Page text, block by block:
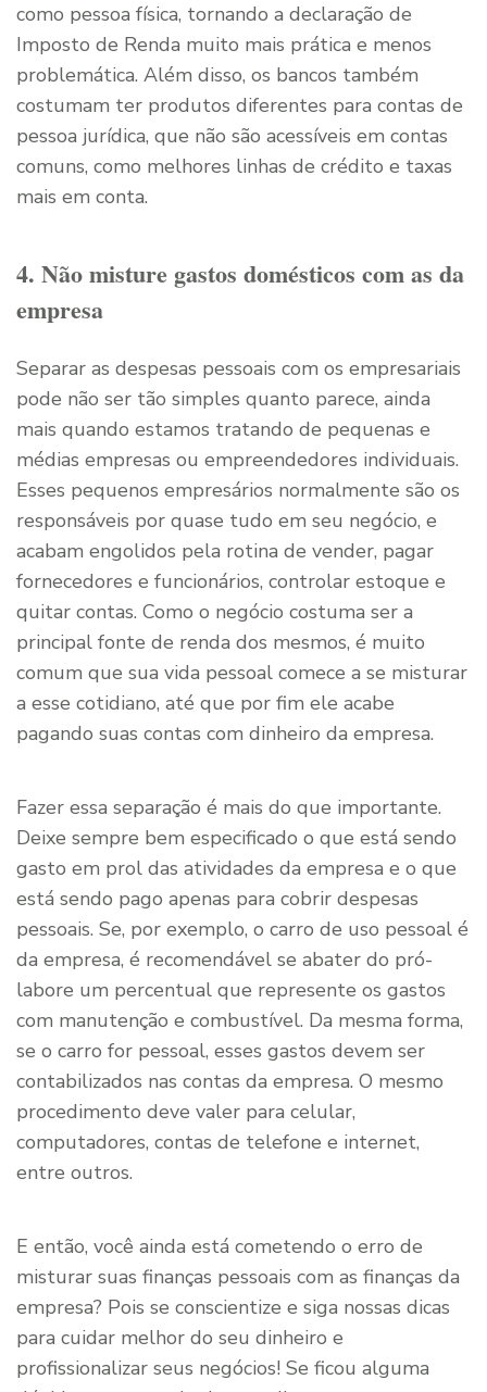
como pessoa física, tornando a declaração de
Imposto de Renda muito mais prática e menos
problemática. Além disso, os bancos também
costumam ter produtos diferentes para contas de
pessoa jurídica, que não são acessíveis em contas
comuns, como melhores linhas de crédito e taxas
mais em conta.
4. Não misture gastos domésticos com as da
empresa
Separar as despesas pessoais com os empresariais
pode não ser tão simples quanto parece, ainda
mais quando estamos tratando de pequenas e
médias empresas ou empreendedores individuais.
Esses pequenos empresários normalmente são os
responsáveis por quase tudo em seu negócio, e
acabam engolidos pela rotina de vender, pagar
fornecedores e funcionários, controlar estoque e
quitar contas. Como o negócio costuma ser a
principal fonte de renda dos mesmos, é muito
comum que sua vida pessoal comece a se misturar
a esse cotidiano, até que por fim ele acabe
pagando suas contas com dinheiro da empresa.
Fazer essa separação é mais do que importante.
Deixe sempre bem especificado o que está sendo
gasto em prol das atividades da empresa e o que
está sendo pago apenas para cobrir despesas
pessoais. Se, por exemplo, o carro de uso pessoal é
da empresa, é recomendável se abater do pró-
labore um percentual que represente os gastos
com manutenção e combustível. Da mesma forma,
se o carro for pessoal, esses gastos devem ser
contabilizados nas contas da empresa. O mesmo
procedimento deve valer para celular,
computadores, contas de telefone e internet,
entre outros.
E então, você ainda está cometendo o erro de
misturar suas finanças pessoais com as finanças da
empresa? Pois se conscientize e siga nossas dicas
para cuidar melhor do seu dinheiro e
profissionalizar seus negócios! Se ficou alguma